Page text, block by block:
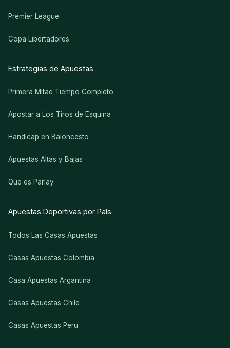
Premier League
Copa Libertadores
Estrategias de Apuestas
Primera Mitad Tiempo Completo
Apostar a Los Tiros de Esquina
Handicap en Baloncesto
Apuestas Altas y Bajas
Que es Parlay
Apuestas Deportivas por País
Todos Las Casas Apuestas
Casas Apuestas Colombia
Casa Apuestas Argantina
Casas Apuestas Chile
Casas Apuestas Peru